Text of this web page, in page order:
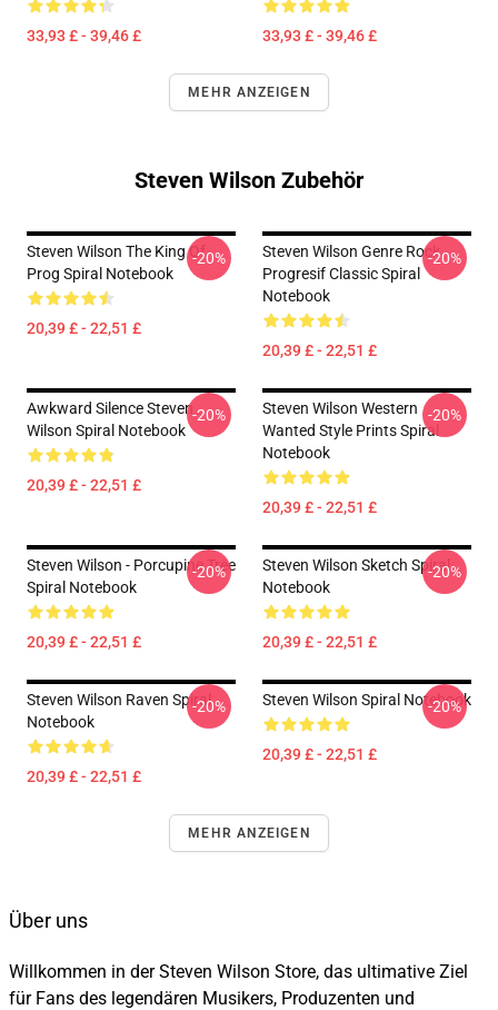
33,93 £ - 39,46 £ 33,93 £ - 39,46 £
MEHR ANZEIGEN
Steven Wilson Zubehör
Steven Wilson The King Of
Prog Spiral Notebook
20,39 £ - 22,51 £
-20%
Steven Wilson Genre Rock
Progresif Classic Spiral
Notebook
20,39 £ - 22,51 £
-20%
Awkward Silence Steven
Wilson Spiral Notebook
20,39 £ - 22,51 £
-20%
Steven Wilson Western
Wanted Style Prints Spiral
Notebook
20,39 £ - 22,51 £
-20%
Steven Wilson - Porcupine Tree
Spiral Notebook
20,39 £ - 22,51 £
-20%
Steven Wilson Sketch Spiral
Notebook
20,39 £ - 22,51 £
-20%
Steven Wilson Raven Spiral
Notebook
20,39 £ - 22,51 £
-20% Steven Wilson Spiral Notebook
20,39 £ - 22,51 £
-20%
MEHR ANZEIGEN
Über uns
Willkommen in der Steven Wilson Store, das ultimative Ziel
für Fans des legendären Musikers, Produzenten und